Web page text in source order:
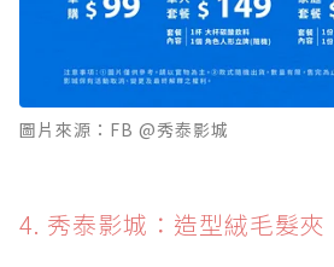
圖片來源：FB @秀泰影城
4. 秀泰影城：造型絨毛髮夾